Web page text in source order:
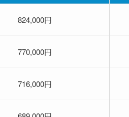
824,000円
770,000円
716,000円